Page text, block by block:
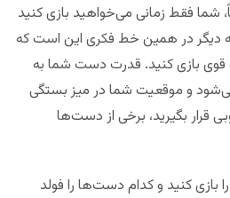
شما فقط زمانی می‌خواهید بازی کنید
دیگر در همین خط فکری این است که
بازی کنید. قدرت دست شما به
و موقعیت شما در میز بستگی
قرار بگیرید، برخی از دست‌ها
بازی کنید و کدام دست‌ها را فولد